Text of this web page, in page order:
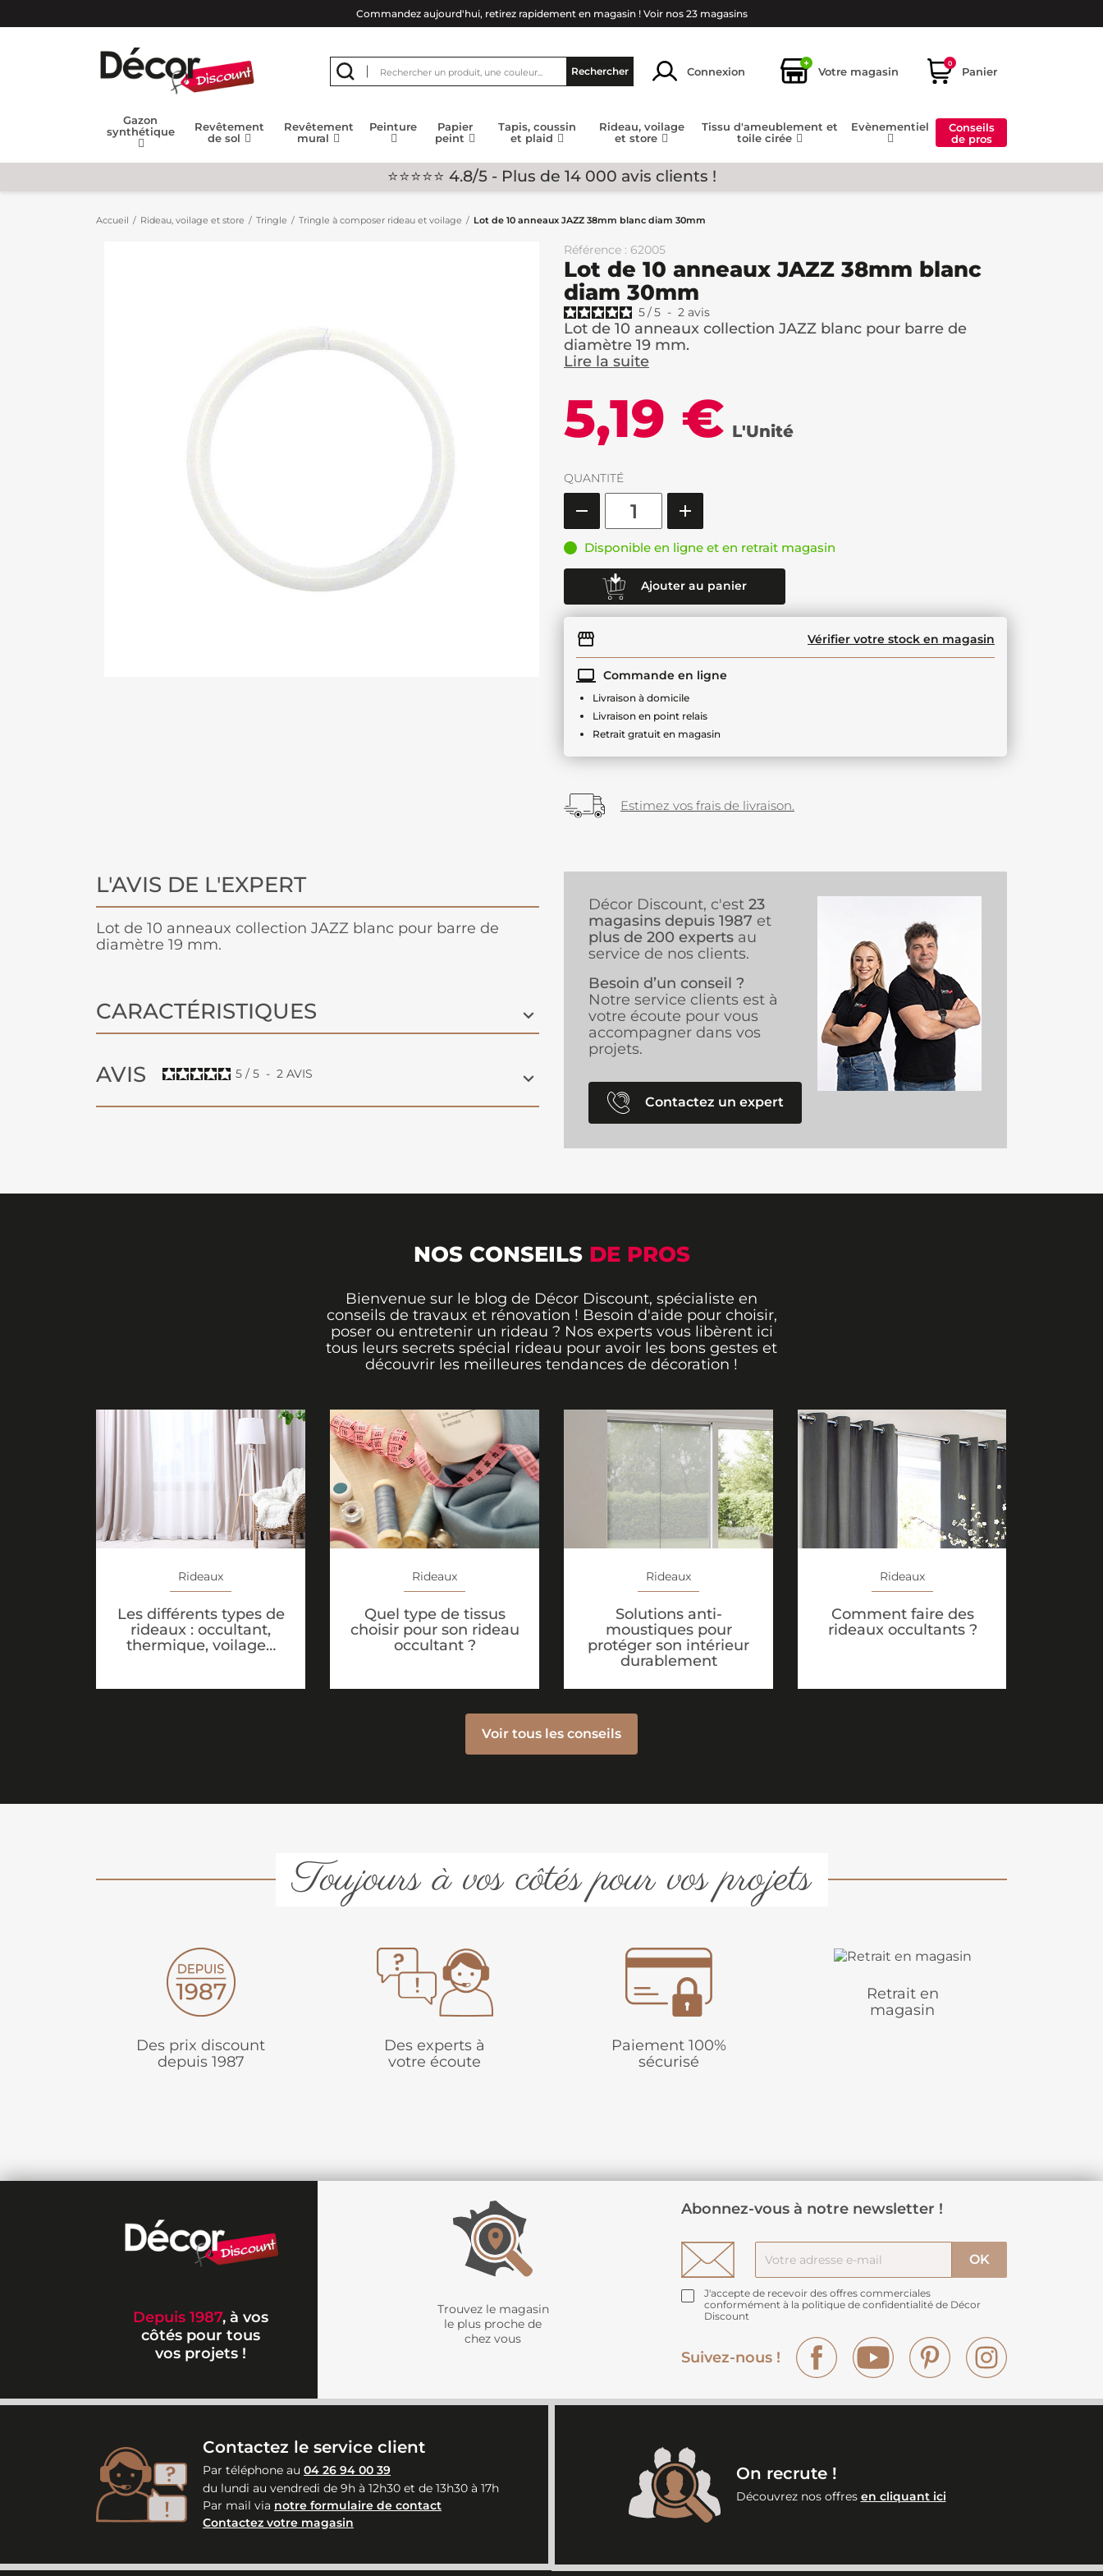
Commandez aujourd'hui, retirez rapidement en magasin ! Voir nos 23 magasins
Rechercher Connexion
+
Votre magasin
0
Panier
Gazon
synthétique
Revêtement
de sol
Revêtement
mural
Peinture
Papier
peint
Tapis, coussin
et plaid
Rideau, voilage
et store
Tissu d'ameublement et
toile cirée
Evènementiel
Conseils
de pros
⭐⭐⭐⭐⭐ 4.8/5 - Plus de 14 000 avis clients !
Accueil Rideau, voilage et store Tringle Tringle à composer rideau et voilage Lot de 10 anneaux JAZZ 38mm blanc diam 30mm
Référence : 62005
Lot de 10 anneaux JAZZ 38mm blanc
diam 30mm
5/5 - 2 avis
Lot de 10 anneaux collection JAZZ blanc pour barre de
diamètre 19 mm.
Lire la suite
5,19 € L'Unité
QUANTITÉ
Disponible en ligne et en retrait magasin
Ajouter au panier
Vérifier votre stock en magasin
Commande en ligne
Livraison à domicile
Livraison en point relais
Retrait gratuit en magasin
Estimez vos frais de livraison.
L'AVIS DE L'EXPERT
Lot de 10 anneaux collection JAZZ blanc pour barre de
diamètre 19 mm.
CARACTÉRISTIQUES
AVIS 5 / 5 - 2 AVIS
Décor Discount, c'est 23
magasins depuis 1987 et
plus de 200 experts au
service de nos clients.
Besoin d’un conseil ?
Notre service clients est à
votre écoute pour vous
accompagner dans vos
projets.
Contactez un expert
NOS CONSEILS DE PROS
Bienvenue sur le blog de Décor Discount, spécialiste en
conseils de travaux et rénovation ! Besoin d'aide pour choisir,
poser ou entretenir un rideau ? Nos experts vous libèrent ici
tous leurs secrets spécial rideau pour avoir les bons gestes et
découvrir les meilleures tendances de décoration !
Rideaux
Les différents types de
rideaux : occultant,
thermique, voilage…
Rideaux
Quel type de tissus
choisir pour son rideau
occultant ?
Rideaux
Solutions anti-
moustiques pour
protéger son intérieur
durablement
Rideaux
Comment faire des
rideaux occultants ?
Voir tous les conseils
Toujours à vos côtés pour vos projets
Des prix discount
depuis 1987
Des experts à
votre écoute
Paiement 100%
sécurisé
Retrait en
magasin
Depuis 1987, à vos
côtés pour tous
vos projets !
Trouvez le magasin
le plus proche de
chez vous
Abonnez-vous à notre newsletter !
J'accepte de recevoir des offres commerciales
conformément à la politique de confidentialité de Décor
Discount
Suivez-nous !
Facebook YouTube Pinterest
Contactez le service client
Par téléphone au 04 26 94 00 39
du lundi au vendredi de 9h à 12h30 et de 13h30 à 17h
Par mail via notre formulaire de contact
Contactez votre magasin
On recrute !
Découvrez nos offres en cliquant ici